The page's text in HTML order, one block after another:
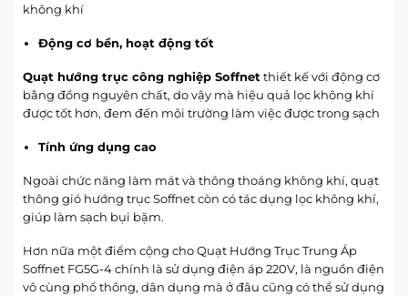
không khí
Động cơ bền, hoạt động tốt
Quạt hướng trục công nghiệp Soffnet thiết kế với động cơ
bằng đồng nguyên chất, do vậy mà hiệu quả lọc không khí
được tốt hơn, đem đến môi trường làm việc được trong sạch
Tính ứng dụng cao
Ngoài chức năng làm mát và thông thoáng không khí, quạt
thông gió hướng trục Soffnet còn có tác dụng lọc không khí,
giúp làm sạch bụi bặm.
Hơn nữa một điểm cộng cho Quạt Hướng Trục Trung Áp
Soffnet FG5G-4 chính là sử dụng điện áp 220V, là nguồn điện
vô cùng phổ thông, dân dụng mà ở đâu cũng có thể sử dụng